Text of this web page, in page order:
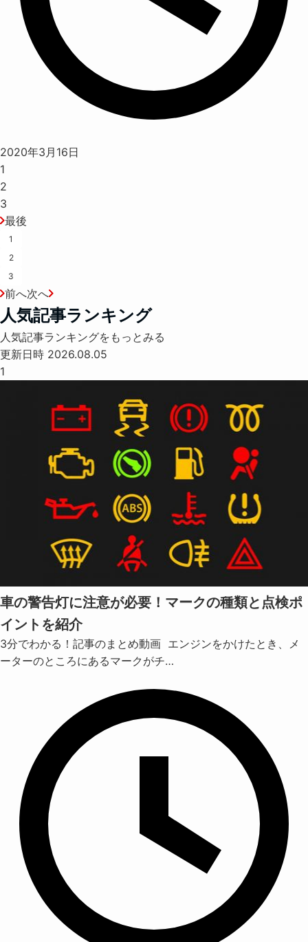
2020年3月16日
1
2
3
最後
1
2
3
前へ次へ
人気記事ランキング
人気記事ランキングをもっとみる
更新日時 2026.08.05
1
車の警告灯に注意が必要！マークの種類と点検ポ
イントを紹介
3分でわかる！記事のまとめ動画 エンジンをかけたとき、メ
ーターのところにあるマークがチ…